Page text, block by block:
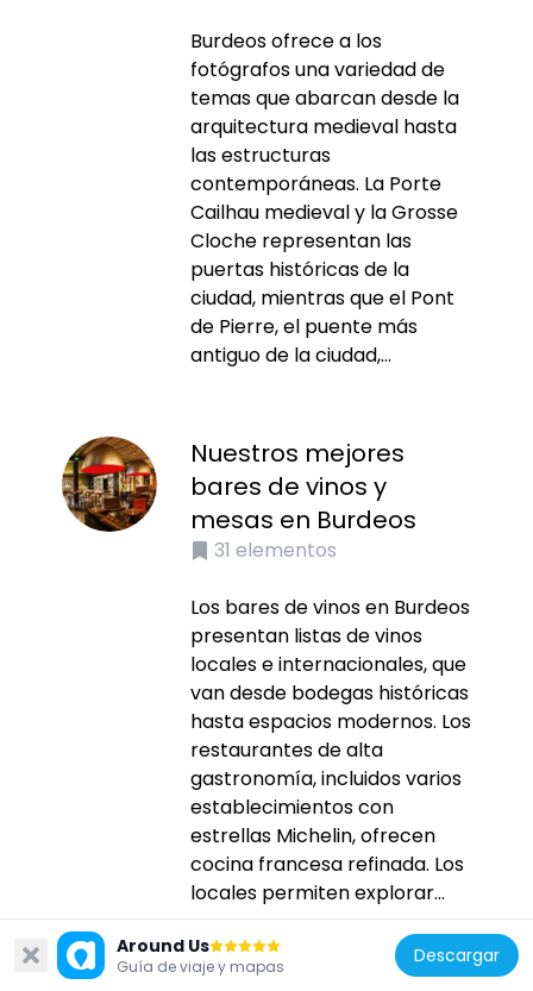
Burdeos ofrece a los
fotógrafos una variedad de
temas que abarcan desde la
arquitectura medieval hasta
las estructuras
contemporáneas. La Porte
Cailhau medieval y la Grosse
Cloche representan las
puertas históricas de la
ciudad, mientras que el Pont
de Pierre, el puente más
antiguo de la ciudad,...
Nuestros mejores
bares de vinos y
mesas en Burdeos
31 elementos
Los bares de vinos en Burdeos
presentan listas de vinos
locales e internacionales, que
van desde bodegas históricas
hasta espacios modernos. Los
restaurantes de alta
gastronomía, incluidos varios
establecimientos con
estrellas Michelin, ofrecen
cocina francesa refinada. Los
locales permiten explorar...
Around Us
Guía de viaje y mapas Descargar